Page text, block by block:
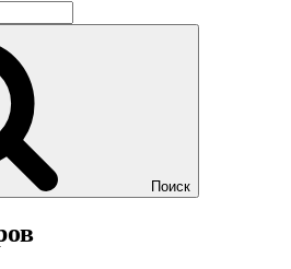
Поиск